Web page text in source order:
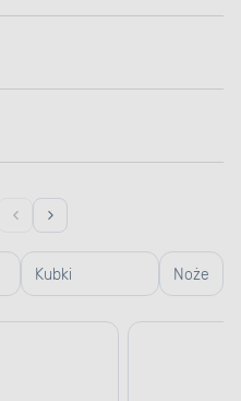
Kubki
termiczne i
Noże